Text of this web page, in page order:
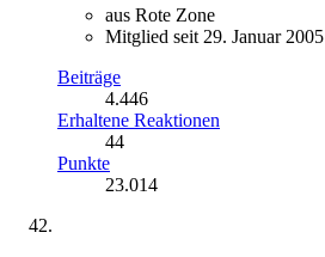
aus Rote Zone
Mitglied seit 29. Januar 2005
Beiträge
4.446
Erhaltene Reaktionen
44
Punkte
23.014